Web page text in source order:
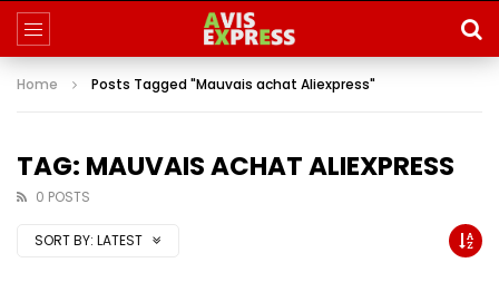
Home Posts Tagged "Mauvais achat Aliexpress"
TAG: MAUVAIS ACHAT ALIEXPRESS
0 POSTS
SORT BY: LATEST